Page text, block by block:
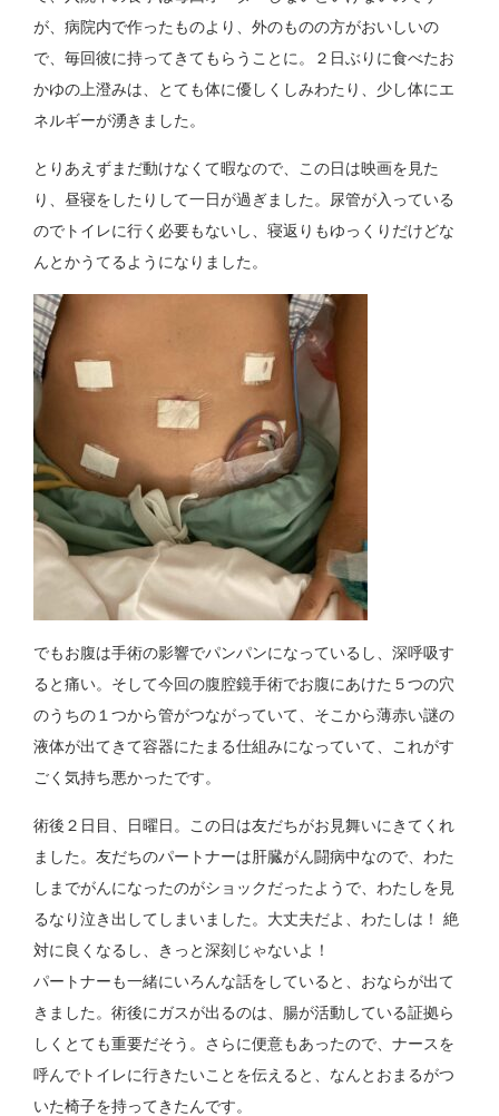
が、病院内で作ったものより、外のものの方がおいしいの
で、毎回彼に持ってきてもらうことに。２日ぶりに食べたお
かゆの上澄みは、とても体に優しくしみわたり、少し体にエ
ネルギーが湧きました。
とりあえずまだ動けなくて暇なので、この日は映画を見た
り、昼寝をしたりして一日が過ぎました。尿管が入っている
のでトイレに行く必要もないし、寝返りもゆっくりだけどな
んとかうてるようになりました。
でもお腹は手術の影響でパンパンになっているし、深呼吸す
ると痛い。そして今回の腹腔鏡手術でお腹にあけた５つの穴
のうちの１つから管がつながっていて、そこから薄赤い謎の
液体が出てきて容器にたまる仕組みになっていて、これがす
ごく気持ち悪かったです。
術後２日目、日曜日。この日は友だちがお見舞いにきてくれ
ました。友だちのパートナーは肝臓がん闘病中なので、わた
しまでがんになったのがショックだったようで、わたしを見
るなり泣き出してしまいました。大丈夫だよ、わたしは！ 絶
対に良くなるし、きっと深刻じゃないよ！
パートナーも一緒にいろんな話をしていると、おならが出て
きました。術後にガスが出るのは、腸が活動している証拠ら
しくとても重要だそう。さらに便意もあったので、ナースを
呼んでトイレに行きたいことを伝えると、なんとおまるがつ
いた椅子を持ってきたんです。